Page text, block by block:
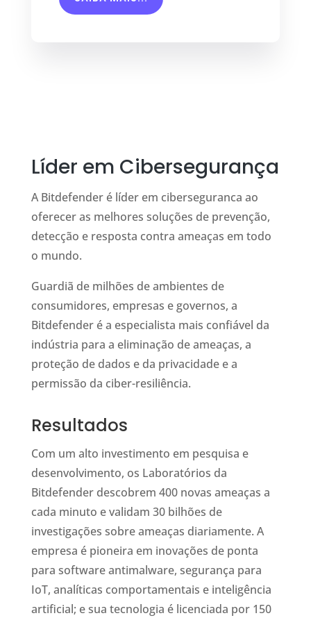
Líder em Cibersegurança
A Bitdefender é líder em ciberseguranca ao
oferecer as melhores soluções de prevenção,
detecção e resposta contra ameaças em todo
o mundo.
Guardiã de milhões de ambientes de
consumidores, empresas e governos, a
Bitdefender é a especialista mais confiável da
indústria para a eliminação de ameaças, a
proteção de dados e da privacidade e a
permissão da ciber-resiliência.
Resultados
Com um alto investimento em pesquisa e
desenvolvimento, os Laboratórios da
Bitdefender descobrem 400 novas ameaças a
cada minuto e validam 30 bilhões de
investigações sobre ameaças diariamente. A
empresa é pioneira em inovações de ponta
para software antimalware, segurança para
IoT, analíticas comportamentais e inteligência
artificial; e sua tecnologia é licenciada por 150